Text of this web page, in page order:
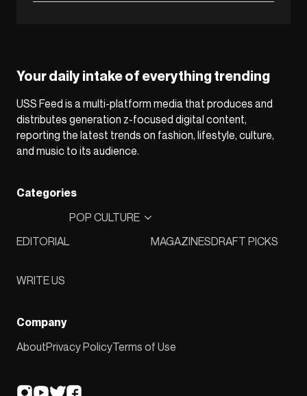
Your daily intake of everything trending
USS Feed is a multi-platform media that produces and
distributes generation z-focused digital content,
reporting the latest trends on fashion, lifestyle, culture,
and music to its audience.
Categories
EDITORIAL
POP CULTURE
MAGAZINESDRAFT PICKS
WRITE US
Company
AboutPrivacy PolicyTerms of Use